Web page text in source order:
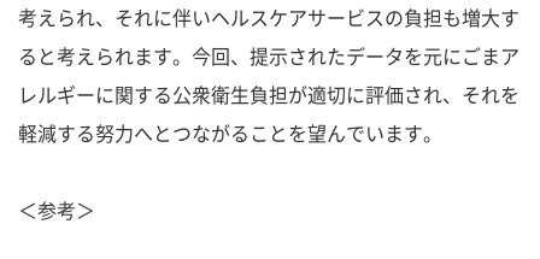
考えられ、それに伴いヘルスケアサービスの負担も増大す
ると考えられます。今回、提示されたデータを元にごまア
レルギーに関する公衆衛生負担が適切に評価され、それを
軽減する努力へとつながることを望んでいます。
＜参考＞